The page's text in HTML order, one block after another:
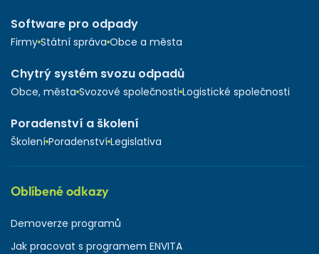
Software pro odpady
Firmy Státní správa Obce a města
Chytrý systém svozu odpadů
Obce, města Svozové společnosti Logistické společnosti
Poradenství a školení
Školení Poradenství Legislativa
Oblíbené odkazy
Demoverze programů
Jak pracovat s programem ENVITA